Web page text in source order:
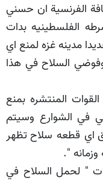
الفرنسية ان حسني
الفلسطينيه بدات
مدينه غزه لمنع اي
السلاح في هذا
المنتشره بمنع
في الشوارع وسيتم
اي قطعه سلاح تظهر
".
" لحمل السلاح في